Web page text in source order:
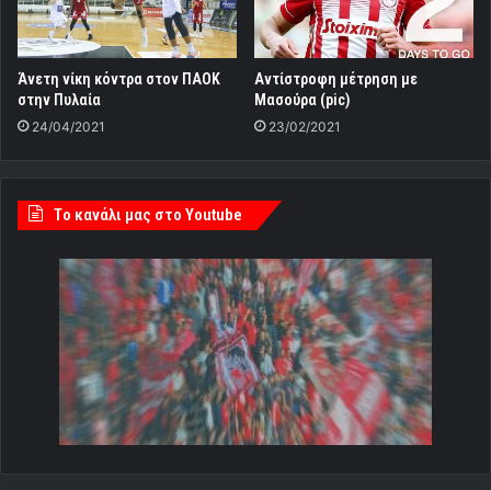
Άνετη νίκη κόντρα στον ΠΑΟΚ
στην Πυλαία
24/04/2021
Αντίστροφη μέτρηση με
Μασούρα (pic)
23/02/2021
Tο κανάλι μας στο Youtube